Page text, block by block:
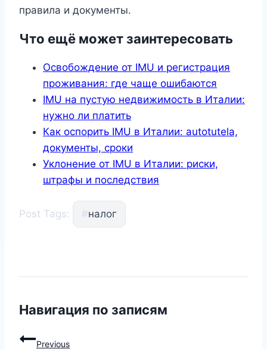
правила и документы.
Что ещё может заинтересовать
Освобождение от IMU и регистрация
проживания: где чаще ошибаются
IMU на пустую недвижимость в Италии:
нужно ли платить
Как оспорить IMU в Италии: autotutela,
документы, сроки
Уклонение от IMU в Италии: риски,
штрафы и последствия
Post Tags: #налог
Навигация по записям
Previous